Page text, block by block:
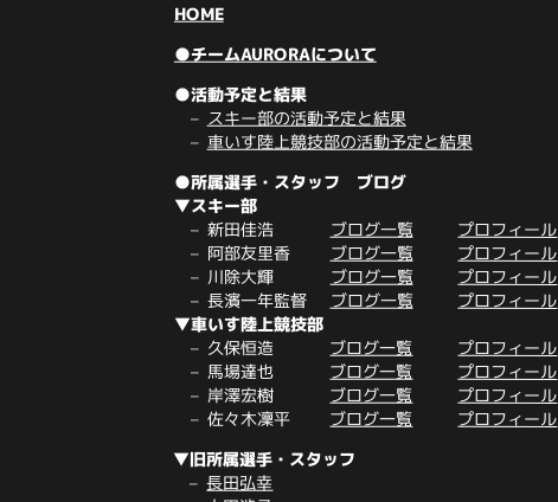
HOME
●チームAURORAについて
●活動予定と結果
スキー部の活動予定と結果
車いす陸上競技部の活動予定と結果
●所属選手・スタッフ ブログ
▼スキー部
新田佳浩 ブログ一覧 プロフィール
阿部友里香 ブログ一覧 プロフィール
川除大輝 ブログ一覧
プロフィール
長濱一年監督
ブログ一覧 プロフィール
▼車いす陸上競技部
久保恒造 ブログ一覧 プロフィール
馬場達也 ブログ一覧 プロフィール
岸澤宏樹 ブログ一覧 プロフィール
佐々木凜平 ブログ一覧 プロフィール
▼旧所属選手・スタッフ
長田弘幸